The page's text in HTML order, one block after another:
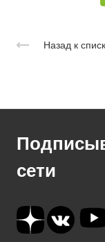
Назад к
сети